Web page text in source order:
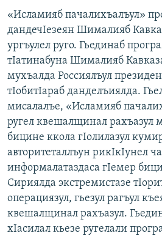
«Исламияб пачалихъалъул»
дандечIезеян Шималияб
ургъулел руго. Гьединаб
тIатинабуна Шималияб
мухъалда Россиялъул
тIобитIараб данделъиялда.
мисалалъе, «Исламияб
ругел квешалщинал рахъазул
бицине ккола гIолилазул
авторитеталлъун рикIкIунел
информалатаздаса гIемер
Сириялда экстремистазе
операциязул, гьезул рагъул
квешалщинал рахъазул.
хIасилал кьезе ругелали